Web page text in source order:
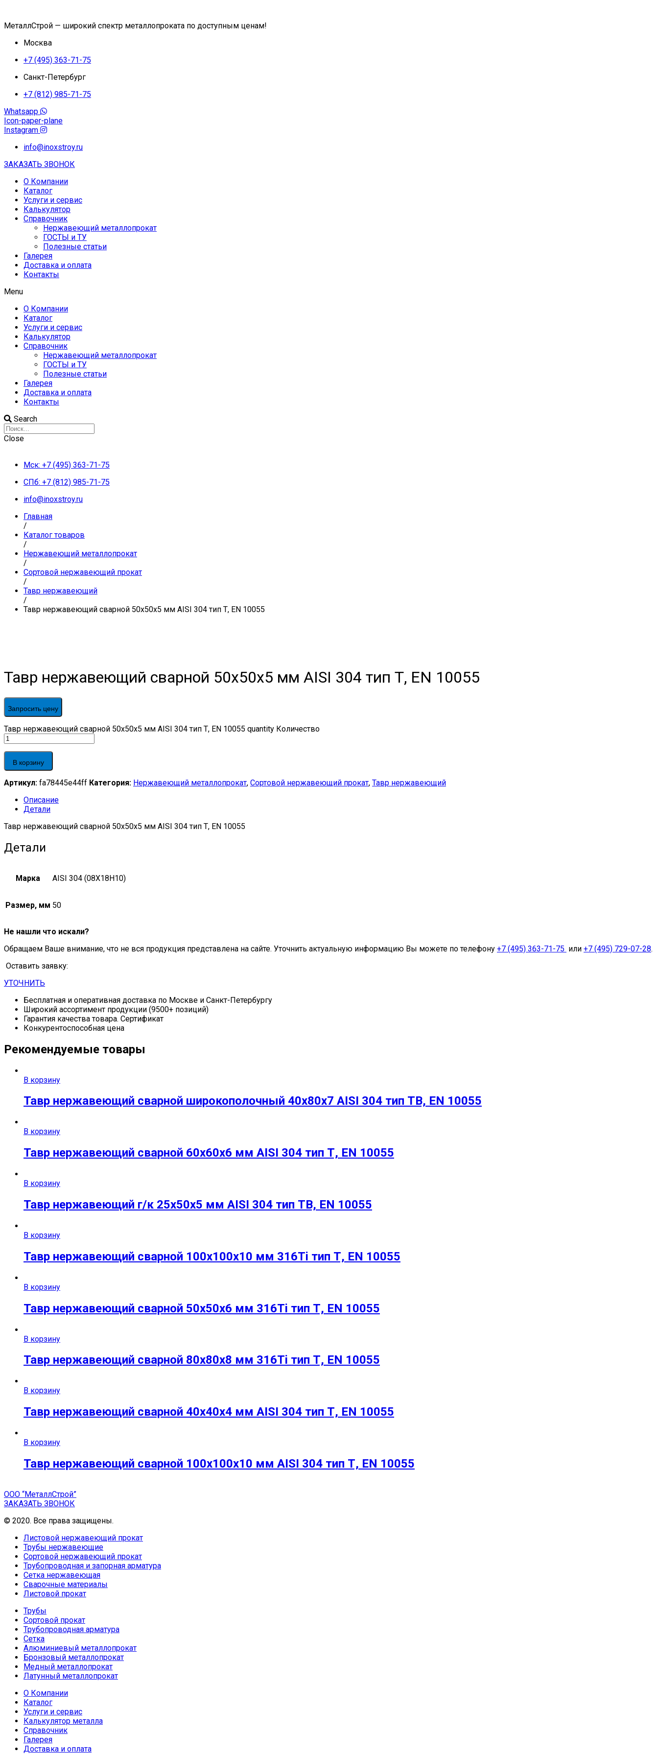
МеталлСтрой — широкий спектр металлопроката по доступным ценам!
Москва
+7 (495) 363-71-75
Санкт-Петербург
+7 (812) 985-71-75
Whatsapp
Icon-paper-plane
Instagram
info@inoxstroy.ru
ЗАКАЗАТЬ ЗВОНОК
О Компании
Каталог
Услуги и сервис
Калькулятор
Справочник
Нержавеющий металлопрокат
ГОСТЫ и ТУ
Полезные статьи
Галерея
Доставка и оплата
Контакты
Menu
О Компании
Каталог
Услуги и сервис
Калькулятор
Справочник
Нержавеющий металлопрокат
ГОСТЫ и ТУ
Полезные статьи
Галерея
Доставка и оплата
Контакты
Search
Close
Мск: +7 (495) 363-71-75
СПб: +7 (812) 985-71-75
info@inoxstroy.ru
Главная
/
Каталог товаров
/
Нержавеющий металлопрокат
/
Сортовой нержавеющий прокат
/
Тавр нержавеющий
/
Тавр нержавеющий сварной 50х50х5 мм AISI 304 тип Т, EN 10055
Тавр нержавеющий сварной 50х50х5 мм AISI 304 тип Т, EN 10055
Запросить цену
Тавр нержавеющий сварной 50х50х5 мм AISI 304 тип Т, EN 10055 quantity Количество
В корзину
Артикул: fa78445e44ff Категория: Нержавеющий металлопрокат, Сортовой нержавеющий прокат, Тавр нержавеющий
Описание
Детали
Тавр нержавеющий сварной 50х50х5 мм AISI 304 тип Т, EN 10055
Детали
Марка AISI 304 (08Х18Н10)
Размер, мм 50
Не нашли что искали?
Обращаем Ваше внимание, что не вся продукция представлена на сайте. Уточнить актуальную информацию Вы можете по телефону +7 (495) 363-71-75 или +7 (495) 729-07-28.
Оставить заявку:
УТОЧНИТЬ
Бесплатная и оперативная доставка по Москве и Санкт-Петербургу
Широкий ассортимент продукции (9500+ позиций)
Гарантия качества товара. Сертификат
Конкурентоспособная цена
Рекомендуемые товары
В корзину
Тавр нержавеющий сварной широкополочный 40х80х7 AISI 304 тип ТВ, EN 10055
В корзину
Тавр нержавеющий сварной 60х60х6 мм AISI 304 тип Т, EN 10055
В корзину
Тавр нержавеющий г/к 25х50х5 мм AISI 304 тип ТВ, EN 10055
В корзину
Тавр нержавеющий сварной 100х100х10 мм 316Ti тип Т, EN 10055
В корзину
Тавр нержавеющий сварной 50х50х6 мм 316Ti тип Т, EN 10055
В корзину
Тавр нержавеющий сварной 80х80х8 мм 316Ti тип Т, EN 10055
В корзину
Тавр нержавеющий сварной 40х40х4 мм AISI 304 тип Т, EN 10055
В корзину
Тавр нержавеющий сварной 100х100х10 мм AISI 304 тип Т, EN 10055
ООО “МеталлСтрой”
ЗАКАЗАТЬ ЗВОНОК
© 2020. Все права защищены.
Листовой нержавеющий прокат
Трубы нержавеющие
Сортовой нержавеющий прокат
Трубопроводная и запорная арматура
Сетка нержавеющая
Сварочные материалы
Листовой прокат
Трубы
Сортовой прокат
Трубопроводная арматура
Сетка
Алюминиевый металлопрокат
Бронзовый металлопрокат
Медный металлопрокат
Латунный металлопрокат
О Компании
Каталог
Услуги и сервис
Калькулятор металла
Справочник
Галерея
Доставка и оплата